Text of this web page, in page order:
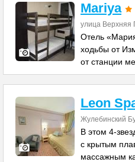
Mariya
улица Верхняя
Отель
ходьбы от
от станции
Leon
Жулебинский
В этом 4-
с крытым
массажным